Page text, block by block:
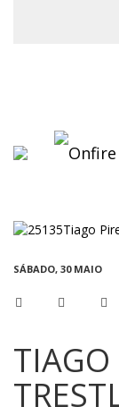
SÁBADO, 30 MAIO
TIAGO